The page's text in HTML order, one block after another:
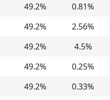
49.2% 0.81%
49.2% 2.56%
49.2% 4.5%
49.2% 0.25%
49.2% 0.33%